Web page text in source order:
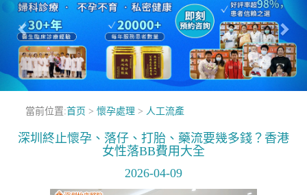
當前位置:首页 > 懷孕處理 > 人工流產
深圳終止懷孕、落仔、打胎、藥流要幾多錢？香港
女性落BB費用大全
2026-04-09